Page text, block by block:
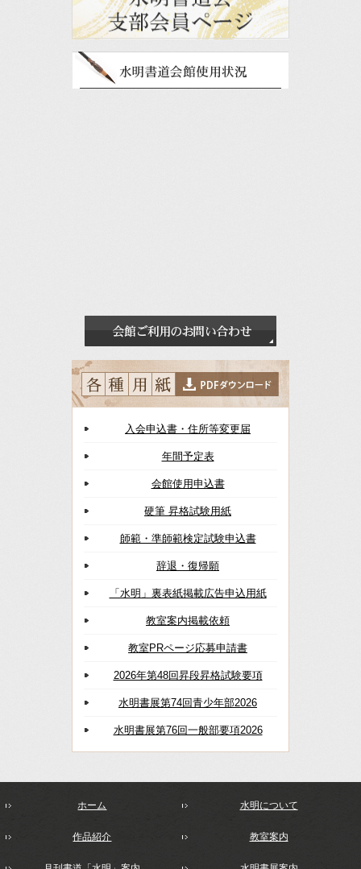
入会申込書・住所等変更届
年間予定表
会館使用申込書
硬筆 昇格試験用紙
師範・準師範検定試験申込書
辞退・復帰願
「水明」裏表紙掲載広告申込用紙
教室案内掲載依頼
教室PRページ応募申請書
2026年第48回昇段昇格試験要項
水明書展第74回青少年部2026
水明書展第76回一般部要項2026
ホーム 水明について
作品紹介 教室案内